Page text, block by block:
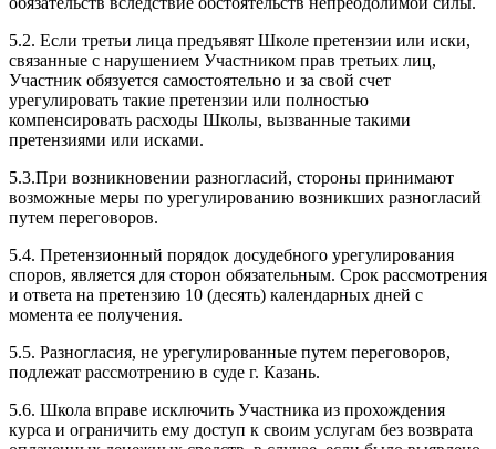
5.2. Если третьи лица предъявят Школе претензии или иски,
связанные с нарушением Участником прав третьих лиц,
Участник обязуется самостоятельно и за свой счет
урегулировать такие претензии или полностью
компенсировать расходы Школы, вызванные такими
претензиями или исками.
5.3.При возникновении разногласий, стороны принимают
возможные меры по урегулированию возникших разногласий
путем переговоров.
5.4. Претензионный порядок досудебного урегулирования
споров, является для сторон обязательным. Срок рассмотрения
и ответа на претензию 10 (десять) календарных дней с
момента ее получения.
5.5. Разногласия, не урегулированные путем переговоров,
подлежат рассмотрению в суде г. Казань.
5.6. Школа вправе исключить Участника из прохождения
курса и ограничить ему доступ к своим услугам без возврата